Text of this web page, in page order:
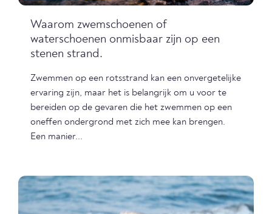
Waarom zwemschoenen of
waterschoenen onmisbaar zijn op een
stenen strand.
Zwemmen op een rotsstrand kan een onvergetelijke
ervaring zijn, maar het is belangrijk om u voor te
bereiden op de gevaren die het zwemmen op een
oneffen ondergrond met zich mee kan brengen.
Een manier...